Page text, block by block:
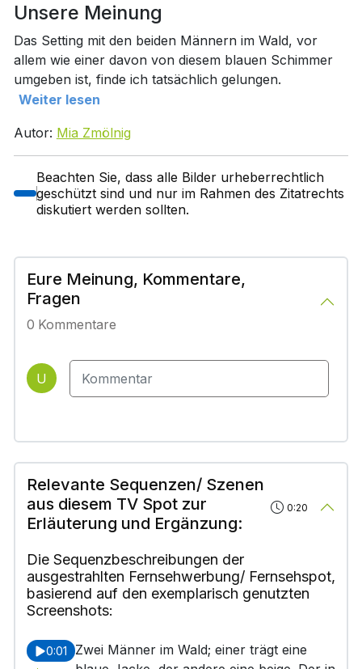
Unsere Meinung
Das Setting mit den beiden Männern im Wald, vor
allem wie einer davon von diesem blauen Schimmer
umgeben ist, finde ich tatsächlich gelungen.
Weiter lesen
Autor: Mia Zmölnig
Beachten Sie, dass alle Bilder urheberrechtlich
geschützt sind und nur im Rahmen des Zitatrechts
diskutiert werden sollten.
Eure Meinung, Kommentare,
Fragen
0 Kommentare
U
Relevante Sequenzen/ Szenen
aus diesem TV Spot zur
Erläuterung und Ergänzung:
0:20
Die Sequenzbeschreibungen der
ausgestrahlten Fernsehwerbung/ Fernsehspot,
basierend auf den exemplarisch genutzten
Screenshots:
0:01
Zwei Männer im Wald; einer trägt eine